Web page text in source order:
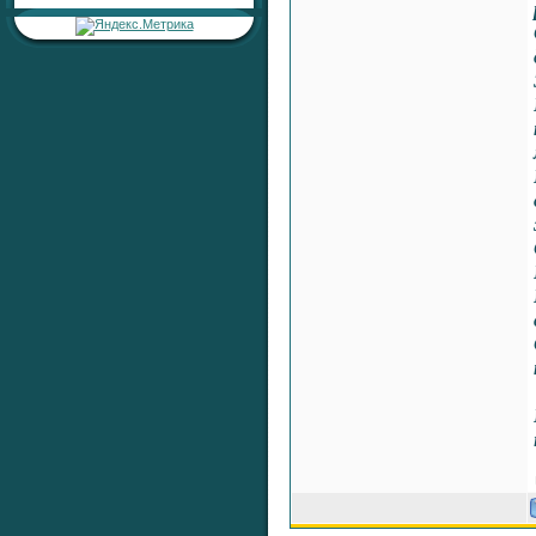
Раздел:Любовь, Семейные